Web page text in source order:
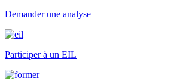
Demander une analyse
Participer à un EIL